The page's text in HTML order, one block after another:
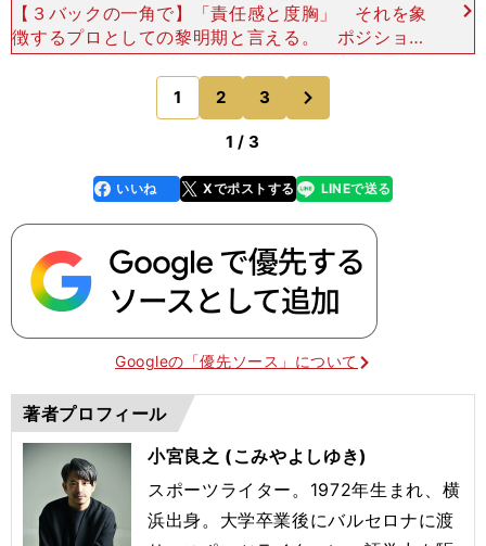
【３バックの一角で】「責任感と度胸」 それを象
徴するプロとしての黎明期と言える。 ポジション
は３バックの一角だった。180センチに足りない身
長だったが、落下地点の見極めが早く、跳躍も高い
ため、高
1 2 3
1 / 3
faceboo
k
いいね Xでポストする
line LINEで送る
Googleの「優先ソース」について
著者プロフィール
小宮良之 (こみやよしゆき)
スポーツライター。1972年生まれ、横
浜出身。大学卒業後にバルセロナに渡